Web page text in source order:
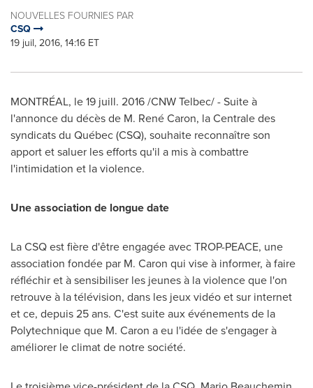
NOUVELLES FOURNIES PAR
CSQ
19 juil, 2016, 14:16 ET
MONTRÉAL, le 19 juill. 2016 /CNW Telbec/ - Suite à
l'annonce du décès de M. René Caron, la Centrale des
syndicats du Québec (CSQ), souhaite reconnaître son
apport et saluer les efforts qu'il a mis à combattre
l'intimidation et la violence.
Une association de longue date
La CSQ est fière d'être engagée avec TROP-PEACE, une
association fondée par M. Caron qui vise à informer, à faire
réfléchir et à sensibiliser les jeunes à la violence que l'on
retrouve à la télévision, dans les jeux vidéo et sur internet
et ce, depuis 25 ans. C'est suite aux événements de la
Polytechnique que M. Caron a eu l'idée de s'engager à
améliorer le climat de notre société.